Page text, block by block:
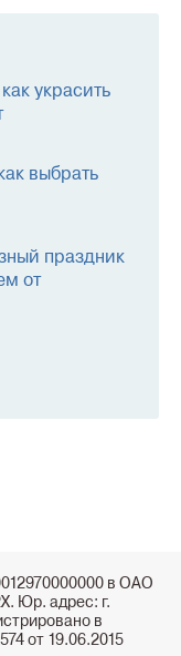
украсить
выбрать
праздник
от
в ОАО
Юр. адрес: г.
в
от 19.06.2015